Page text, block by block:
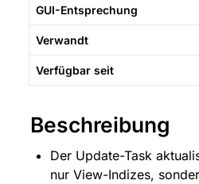
GUI-Entsprechung
Verwandt
Verfügbar seit
Beschreibung
Der Update-Task
nur View-Indizes,